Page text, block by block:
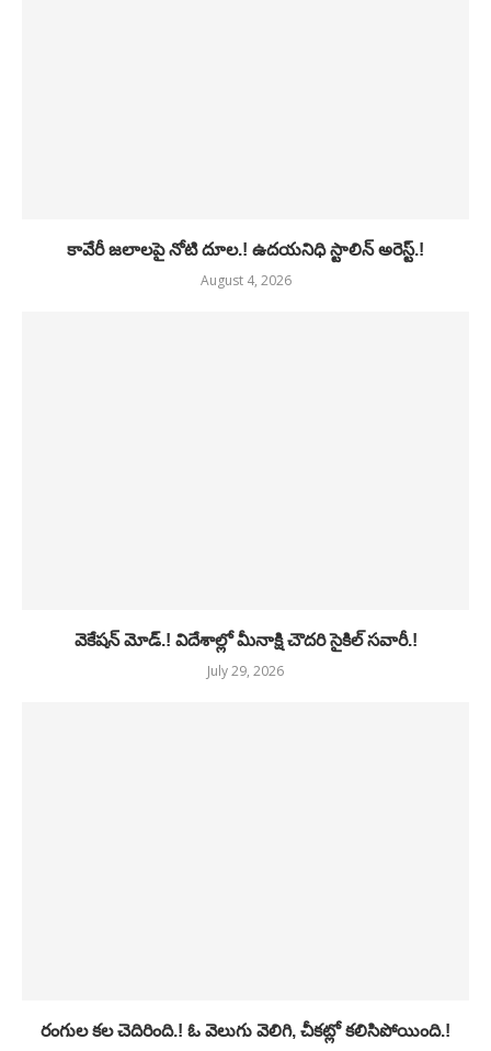
కావేరీ జలాలపై నోటి దూల.! ఉదయనిధి స్టాలిన్ అరెస్ట్.!
August 4, 2026
వెకేషన్ మోడ్.! విదేశాల్లో మీనాక్షి చౌదరి సైకిల్ సవారీ.!
July 29, 2026
రంగుల కల చెదిరింది.! ఓ వెలుగు వెలిగి, చీకట్లో కలిసిపోయింది.!